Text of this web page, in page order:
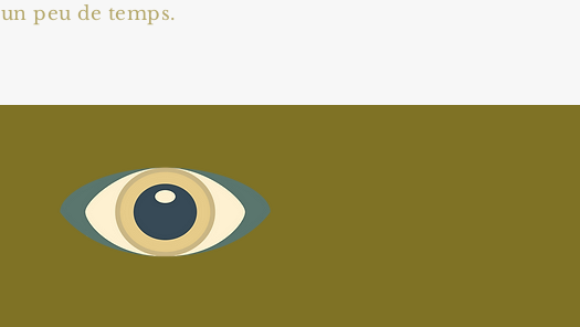
peu de temps.